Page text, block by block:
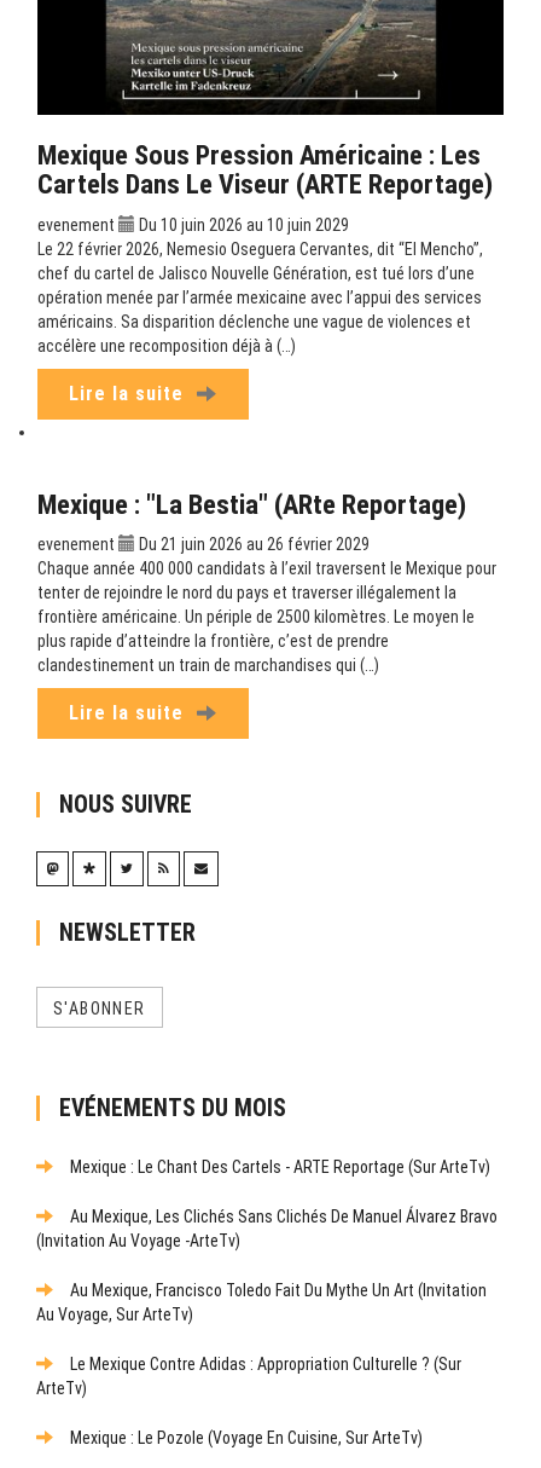
Mexique Sous Pression Américaine : Les
Cartels Dans Le Viseur (ARTE Reportage)
evenement
Du 10 juin 2026 au 10 juin 2029
Le 22 février 2026, Nemesio Oseguera Cervantes, dit “El Mencho”,
chef du cartel de Jalisco Nouvelle Génération, est tué lors d’une
opération menée par l’armée mexicaine avec l’appui des services
américains. Sa disparition déclenche une vague de violences et
accélère une recomposition déjà à (…)
Lire la suite
Mexique : "La Bestia" (ARte Reportage)
evenement
Du 21 juin 2026 au 26 février 2029
Chaque année 400 000 candidats à l’exil traversent le Mexique pour
tenter de rejoindre le nord du pays et traverser illégalement la
frontière américaine. Un périple de 2500 kilomètres. Le moyen le
plus rapide d’atteindre la frontière, c’est de prendre
clandestinement un train de marchandises qui (…)
Lire la suite
NOUS SUIVRE
NEWSLETTER
S'ABONNER
EVÉNEMENTS DU MOIS
Mexique : Le Chant Des Cartels - ARTE Reportage (sur ArteTv)
Au Mexique, Les Clichés Sans Clichés De Manuel Álvarez Bravo
(Invitation Au Voyage -ArteTv)
Au Mexique, Francisco Toledo Fait Du Mythe Un Art (Invitation
Au Voyage, Sur ArteTv)
Le Mexique Contre Adidas : Appropriation Culturelle ? (sur
ArteTv)
Mexique : Le Pozole (Voyage En Cuisine, Sur ArteTv)